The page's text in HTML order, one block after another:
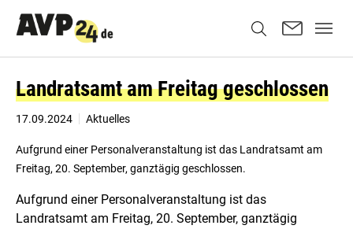
Landratsamt am Freitag geschlossen
17.09.2024 Aktuelles
Aufgrund einer Personalveranstaltung ist das Landratsamt am
Freitag, 20. September, ganztägig geschlossen.
Aufgrund einer Personalveranstaltung ist das
Landratsamt am Freitag, 20. September, ganztägig